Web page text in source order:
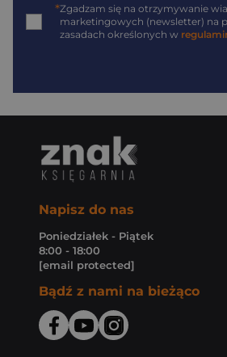
*Zgadzam się na otrzymywanie
marketingowych (newsletter) na
zasadach określonych w
Napisz do nas
Poniedziałek - Piątek
8:00 - 18:00
[email protected]
Bądź z nami na bieżąco